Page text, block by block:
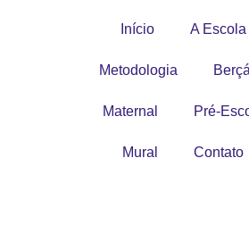
Início A Escola
Metodologia
Maternal Pré-
Mural Contato